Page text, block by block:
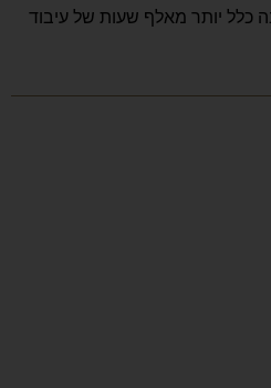
כלל יותר מאלף שעות של עיבוד